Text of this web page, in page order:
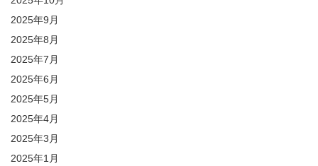
2025年9月
2025年8月
2025年7月
2025年6月
2025年5月
2025年4月
2025年3月
2025年1月